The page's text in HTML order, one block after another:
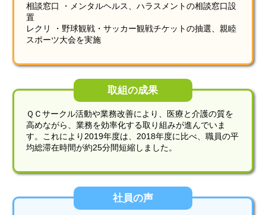
相談窓口 ・メンタルヘルス、ハラスメントの相談窓口設
置
レクリ ・野球観戦・サッカー観戦チケットの抽選、親睦
スポーツ大会を実施
取組の成果
ＱＣサークル活動や業務改善により、医療と介護の質を
高めながら、業務を効率化する取り組みが進んでいま
す。これにより2019年度は、2018年度に比べ、職員の平
均総滞在時間が約25分間短縮しました。
社員の声